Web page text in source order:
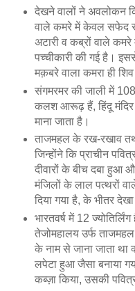
देखने वालों ने अवलोकन
वाले कमरे में केवल सफेद
अटारी व कब्रों वाले
पच्चीकारी की गई है।
मक़बरे वाला कमरा ही
संगमरमर की जाली में
कलश आरूढ़ हैं, हिंदू मंदिर
माना जाता है।
ताजमहल के रख-रखाव
जिन्होंने कि प्राचीन
दीवारों के बीच दबा हुआ
मंजिलों के लाल पत्थरों
दिया गया है, के भीतर
भारतवर्ष में 12
तेजोमहालय उर्फ
के नाम से जाना जाता था
लपेटा हुआ जैसा बनाया
कब्ज़ा किया, उसकी